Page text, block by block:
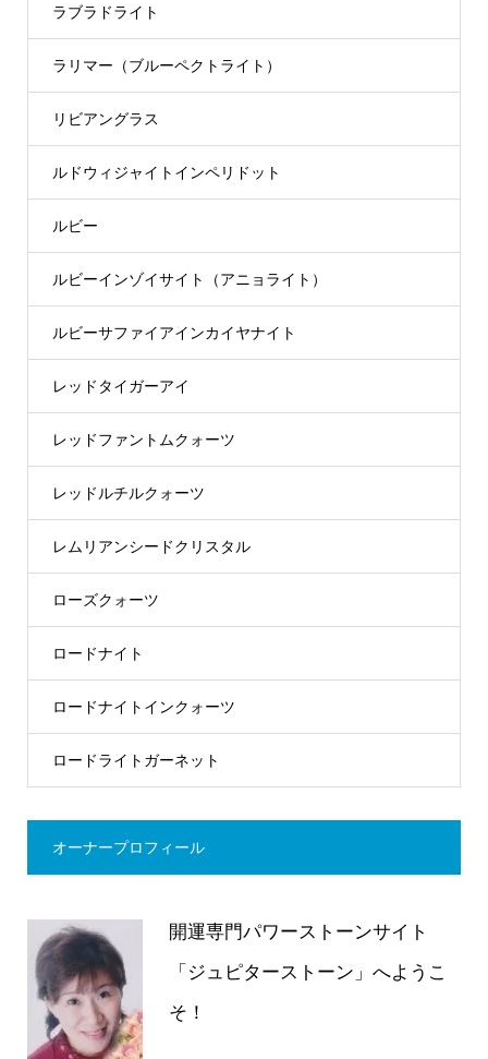
ラブラドライト
ラリマー（ブルーペクトライト）
リビアングラス
ルドウィジャイトインペリドット
ルビー
ルビーインゾイサイト（アニョライト）
ルビーサファイアインカイヤナイト
レッドタイガーアイ
レッドファントムクォーツ
レッドルチルクォーツ
レムリアンシードクリスタル
ローズクォーツ
ロードナイト
ロードナイトインクォーツ
ロードライトガーネット
オーナープロフィール
開運専門パワーストーンサイト
「ジュピターストーン」へようこ
そ！